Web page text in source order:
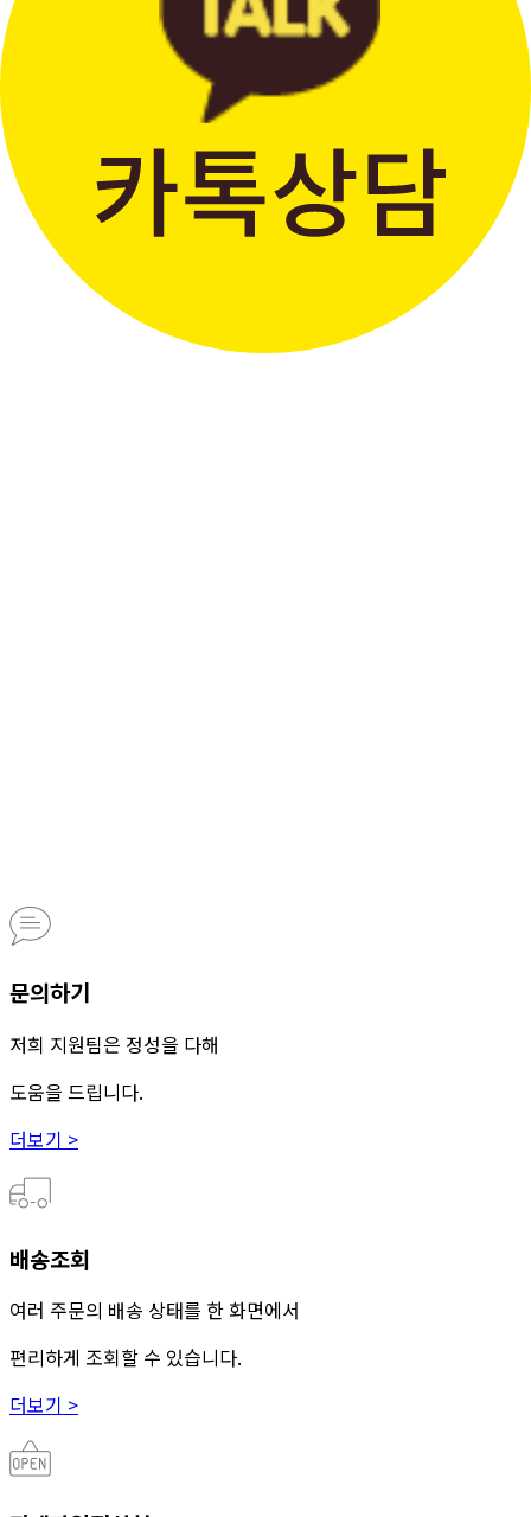
문의하기
저희 지원팀은 정성을 다해
도움을 드립니다.
더보기 >
배송조회
여러 주문의 배송 상태를 한 화면에서
편리하게 조회할 수 있습니다.
더보기 >